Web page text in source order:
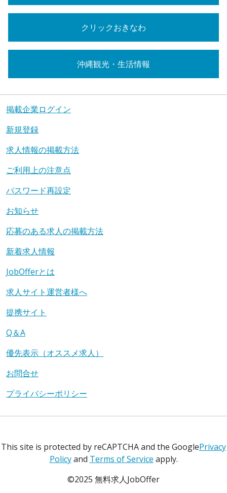
クリックおきなわ
沖縄観光・生活情報
掲載企業ログイン
新規登録
求人情報の掲載方法
ご利用上の注意点
パスワード再設定
お知らせ
応募のある求人の掲載方法
新着求人情報
JobOfferとは
求人サイト運営者様へ
提携サイト
Q＆A
優先表示（オススメ求人）
お問合せ
プライバシーポリシー
This site is protected by reCAPTCHA and the GooglePrivacy
Policyand Terms of Service apply.
©2025 無料求人JobOffer